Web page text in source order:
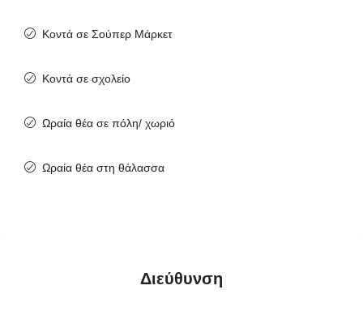
Κοντά σε Σούπερ Μάρκετ
Κοντά σε σχολείο
Ωραία θέα σε πόλη/ χωριό
Ωραία θέα στη θάλασσα
Διεύθυνση